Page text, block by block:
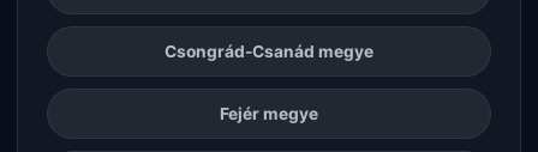
Csongrád-Csanád megye
Fejér megye